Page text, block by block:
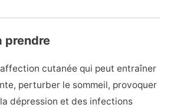
prendre
affection cutanée qui peut entraîner
perturber le sommeil, provoquer
dépression et des infections